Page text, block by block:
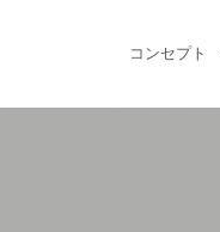
コンセプト